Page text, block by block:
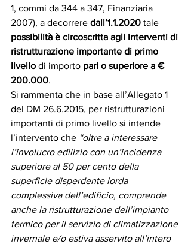
1, commi da 344 a 347, Finanziaria
2007), a decorrere dall’1.1.2020 tale
possibilità è circoscritta agli interventi di
ristrutturazione importante di primo
livello di importo pari o superiore a €
200.000.
Si rammenta che in base all’Allegato 1
del DM 26.6.2015, per ristrutturazioni
importanti di primo livello si intende
l’intervento che “oltre a interessare
l’involucro edilizio con un’incidenza
superiore al 50 per cento della
superficie disperdente lorda
complessiva dell’edificio, comprende
anche la ristrutturazione dell’impianto
termico per il servizio di climatizzazione
invernale e/o estiva asservito all’intero